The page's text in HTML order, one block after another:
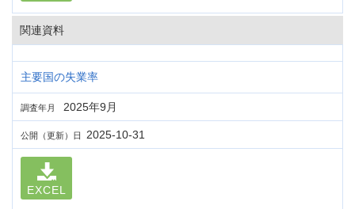
関連資料
主要国の失業率
調査年月 2025年9月
公開（更新）日 2025-10-31
EXCEL